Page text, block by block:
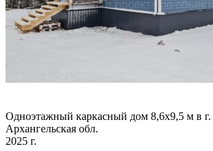
Одноэтажный каркасный дом 8,6х9,5 м в
Архангельская обл.
2025 г.